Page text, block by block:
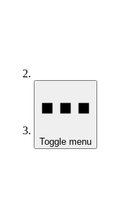
Toggle menu